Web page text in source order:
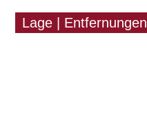
Lage | Entfernungen